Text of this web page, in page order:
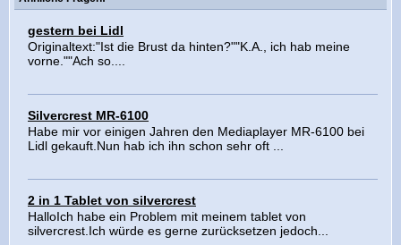
gestern bei Lidl
Originaltext:"Ist die Brust da hinten?""K.A., ich hab meine
vorne.""Ach so....
Silvercrest MR-6100
Habe mir vor einigen Jahren den Mediaplayer MR-6100 bei
Lidl gekauft.Nun hab ich ihn schon sehr oft ...
2 in 1 Tablet von silvercrest
HalloIch habe ein Problem mit meinem tablet von
silvercrest.Ich würde es gerne zurücksetzen jedoch...